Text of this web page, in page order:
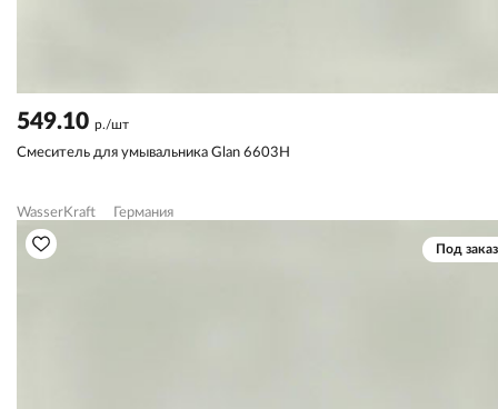
549.10 р./шт
Смеситель для умывальника Glan 6603H
WasserKraft Германия
Под заказ